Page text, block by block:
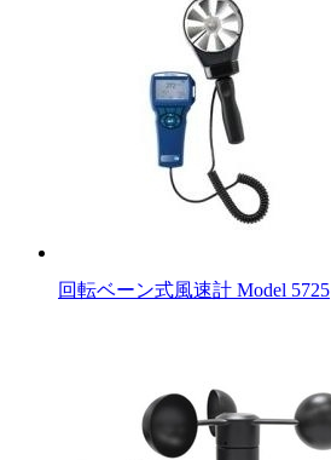
回転ベーン式風速計 Model 5725